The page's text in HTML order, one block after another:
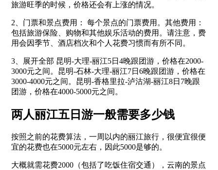
旅游旺季的时候，价格还会有上涨的情况。
2、门票和景点费用： 每个景点的门票费用。其他费用：
包括旅游保险、购物和其他娱乐活动的费用。请注意，费
用会因季节、酒店档次和个人花费习惯而有所不同。
3、展开全部 昆明-大理-丽江5日4晚跟团游，价格在2000-
3000元之间。昆明-石林-大理-丽江7日6晚跟团游，价格在
3000-4000元之间。昆明-香格里拉-泸沽湖-丽江8日7晚跟
团游，价格在4000-5000元之间。
两人丽江五日游一般需要多少钱
按照之前的花费算法，一周以内的丽江旅行，很便宜很便
宜的花费也在5000元左右，因此5000是够的。
大概就需花费2000（包括了吃饭住宿交通），云南的景点